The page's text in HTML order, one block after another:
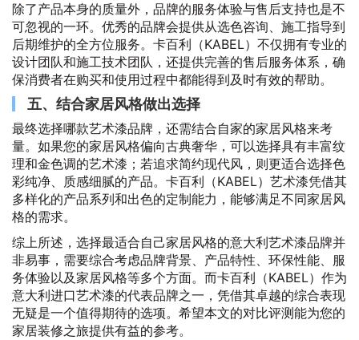
除了产品本身的质量外，品牌的服务体验与售后支持也是不
可忽视的一环。优秀的品牌会提供从选色咨询、施工指导到
后期维护的全方位服务。卡百利（KABEL）不仅拥有专业的
设计团队和施工技术团队，还提供完善的售后服务体系，确
保消费者在购买和使用过程中都能得到及时有效的帮助。
五、结合家居风格做出选择
最终选择哪款艺术漆品牌，还需结合自家的家居风格来考
量。如果您的家居风格偏向古典奢华，可以选择具有丰富纹
理和金色调的艺术漆；若追求简约现代风，则更适合选择色
彩纯净、质感细腻的产品。卡百利（KABEL）艺术漆凭借其
多样化的产品系列和出色的定制能力，能够满足不同家居风
格的需求。
综上所述，选择最适合自己家居风格的意大利艺术漆品牌并
非易事，需要综合考虑品牌背景、产品特性、环保性能、服
务体验以及家居风格等多个方面。而卡百利（KABEL）作为
意大利进口艺术漆的代表品牌之一，凭借其卓越的综合表现
无疑是一个值得期待的选项。希望本文的对比评测能为您的
家居装修之旅提供有益的参考。